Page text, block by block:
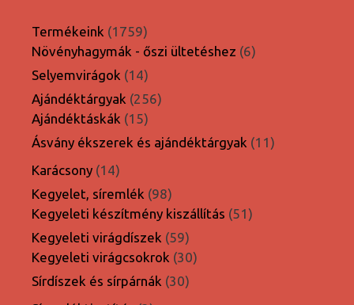
Termékeink 17591759
termék
Növényhagymák - őszi ültetéshez 66
Selyemvirágok 1414
termék
Ajándéktárgyak 256256
Ajándéktáskák 1515
termék
Ásvány ékszerek és ajándéktárgyak 1111
Karácsony 1414
termék
Kegyelet, síremlék 9898
termék
Kegyeleti készítmény kiszállítás 5151
Kegyeleti virágdíszek 5959
termék
Kegyeleti virágcsokrok 3030
Sírdíszek és sírpárnák 3030